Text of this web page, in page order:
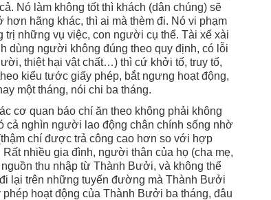
Nó làm không tốt thì khách (dân chúng) sẽ
hãng khác, thì ai mà thèm đi. Nó vi phạm
trị những vụ việc, con người cụ thể. Tài xế xài
dùng người không đúng theo quy định, có lỗi
thiệt hại vật chất…) thì cứ khởi tố, truy tố,
kiểu tước giấy phép, bắt ngưng hoạt động,
một tháng, nói chi ba tháng.
cơ quan báo chí ăn theo không phải không
cả nghìn người lao động chân chính sống nhờ
chí được trả công cao hơn so với hợp
nhiều gia đình, người thân của họ (cha mẹ,
thu nhập từ Thành Bưởi, và không thể
lại trên những tuyến đường mà Thành Bưởi
hoạt động của Thành Bưởi ba tháng, đâu